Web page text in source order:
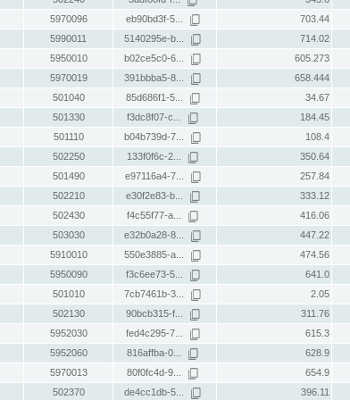
5970096 eb90bd3f-5... 703.44
5990011 5140295e-b... 714.02
5950010 b02ce5c0-6... 605.273
5970019 391bbba5-8... 658.444
501040 85d686f1-5... 34.67
501330 f3dc8f07-c... 184.45
501110 b04b739d-7... 108.4
502250 133f0f6c-2... 350.64
501490 e97116a4-7... 257.84
502210 e30f2e83-b... 333.12
502430 f4c55f77-a... 416.06
503030 e32b0a28-8... 447.22
5910010 550e3885-a... 474.56
5950090 f3c6ee73-5... 641.0
501010 7cb7461b-3... 2.05
502130 90bcb315-f... 311.76
5952030 fed4c295-7... 615.3
5952060 816affba-0... 628.9
5970013 80f0fc4d-9... 654.9
502370 de4cc1db-5... 396.11